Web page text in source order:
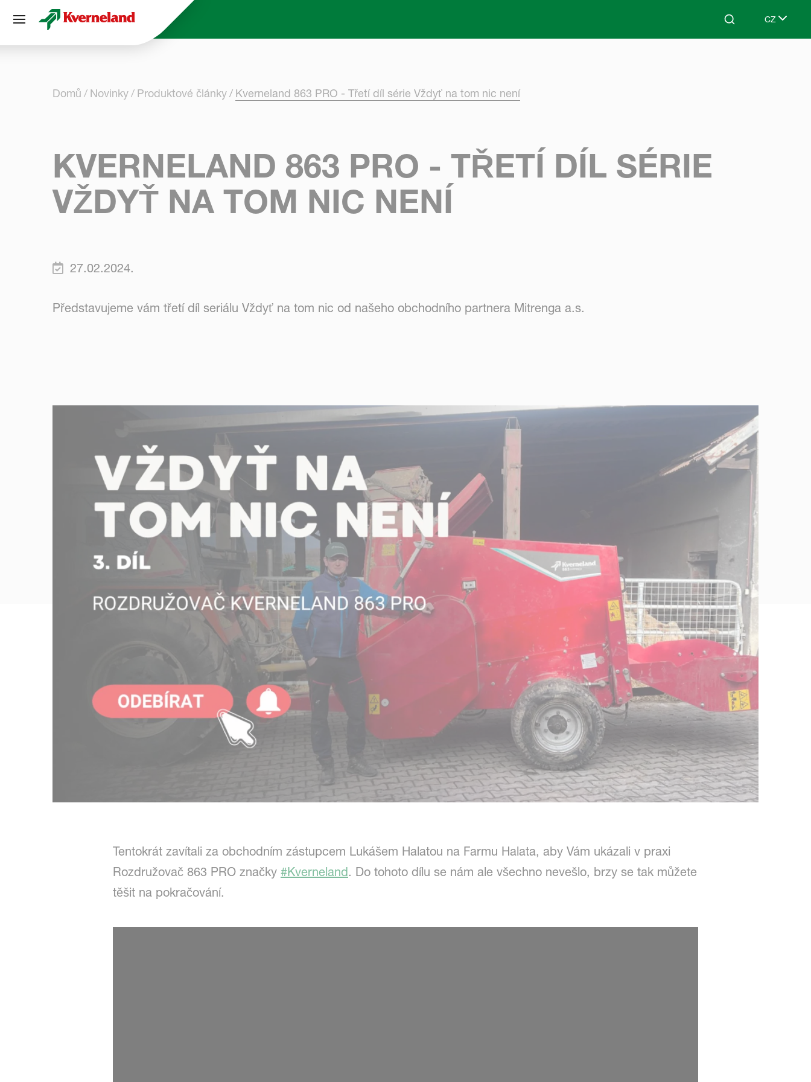
Search CZ
Select
Domů Novinky Produktové články Kverneland 863 PRO - Třetí díl série Vždyť na tom nic není
KVERNELAND 863 PRO - TŘETÍ DÍL SÉRIE
VŽDYŤ NA TOM NIC NENÍ
27.02.2024.
Představujeme vám třetí díl seriálu Vždyť na tom nic od našeho obchodního partnera Mitrenga a.s.
Tentokrát zavítali za obchodním zástupcem Lukášem Halatou na Farmu Halata, aby Vám ukázali v praxi
Rozdružovač 863 PRO značky #Kverneland. Do tohoto dílu se nám ale všechno nevešlo, brzy se tak můžete
těšit na pokračování.
Panel pro správu cookies